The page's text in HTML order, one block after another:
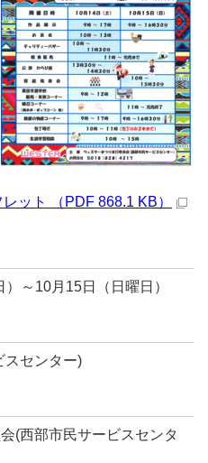
ット （PDF 868.1 KB）
～10月15日（日曜日）
スセンター)
(西部市民サービスセンタ